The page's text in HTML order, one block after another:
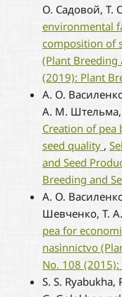
О. Садовой, Т.
environmental
composition of
(Plant Breeding
(2019): Plant
А. О.
А. М. Штельма,
Creation of
seed quality ,
and Seed
Breeding and
А. О.
Шевченко, Т.
pea for
nasìnnictvo
No. 108
S. S. Ryabukha,